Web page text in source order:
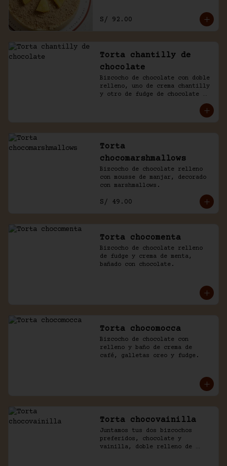
S/ 92.00
Torta chantilly de
chocolate
Bizcocho de chocolate con doble
relleno, uno de crema chantilly
y otro de fudge de chocolate
Torta
chocomarshmallows
Bizcocho de chocolate relleno
con mousse de manjar, decorado
con marshmallows.
S/ 49.00
Torta chocomenta
Bizcocho de chocolate relleno
de fudge y crema de menta,
bañado con chocolate.
Torta chocomocca
Bizcocho de chocolate con
relleno y baño de crema de
café, galletas oreo y fudge.
Torta chocovainilla
Juntamos tus dos bizcochos
preferidos, chocolate y
vainilla, doble relleno de